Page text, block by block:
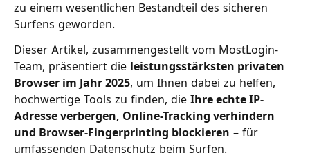
zu einem wesentlichen Bestandteil des sicheren
Surfens geworden.
Dieser Artikel, zusammengestellt vom MostLogin-
Team, präsentiert die leistungsstärksten privaten
Browser im Jahr 2025, um Ihnen dabei zu helfen,
hochwertige Tools zu finden, die Ihre echte IP-
Adresse verbergen, Online-Tracking verhindern
und Browser-Fingerprinting blockieren – für
umfassenden Datenschutz beim Surfen.